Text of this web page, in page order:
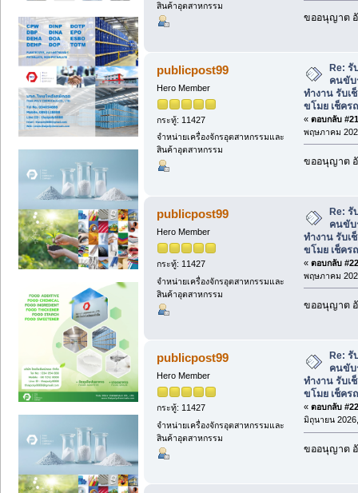
สินค้าอุตสาหกรรม
ขออนุญาต
publicpost99
Hero Member
กระทู้: 11427
จำหน่ายเครื่องจักรอุตสาหกรรมและ
สินค้าอุตสาหกรรม
Re: รั
คนขับ
ทำงาน รับเ
ขโมย เช็คร
« ตอบกลับ
พฤษภาคม
ขออนุญาต
publicpost99
Hero Member
กระทู้: 11427
จำหน่ายเครื่องจักรอุตสาหกรรมและ
สินค้าอุตสาหกรรม
Re: รั
คนขับ
ทำงาน รับเ
ขโมย เช็คร
« ตอบกลับ
พฤษภาคม
ขออนุญาต
publicpost99
Hero Member
กระทู้: 11427
จำหน่ายเครื่องจักรอุตสาหกรรมและ
สินค้าอุตสาหกรรม
Re: รั
คนขับ
ทำงาน รับเ
ขโมย เช็คร
« ตอบกลับ
มิถุนายน
ขออนุญาต